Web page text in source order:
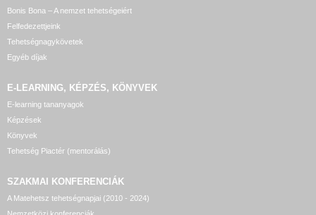
Bonis Bona – A nemzet tehetségeiért
Felfedezettjeink
Tehetségnagykövetek
Egyéb díjak
E-LEARNING, KÉPZÉS, KÖNYVEK
E-learning tananyagok
Képzések
Könyvek
Tehetség Piactér (mentorálás)
SZAKMAI KONFERENCIÁK
A Matehetsz tehetségnapjai (2010 - 2024)